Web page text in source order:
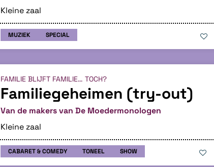
Kleine zaal
MUZIEK SPECIAL
Familiegeheimen (try-out)
Van de makers van De Moedermonologen
FAMILIE BLIJFT FAMILIE… TOCH?
Kleine zaal
CABARET & COMEDY TONEEL SHOW